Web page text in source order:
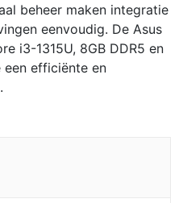
beheer maken integratie
eenvoudig. De Asus
i3-1315U, 8GB DDR5 en
een efficiënte en